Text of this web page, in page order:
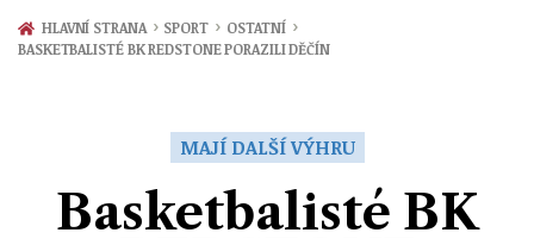
Zprávy
Přerov
Ekonomika
Ženy
Sport
HLAVNÍ STRANA › SPORT › OSTATNÍ ›
BASKETBALISTÉ BK REDSTONE PORAZILI DĚČÍN
MAJÍ DALŠÍ VÝHRU
Basketbalisté BK